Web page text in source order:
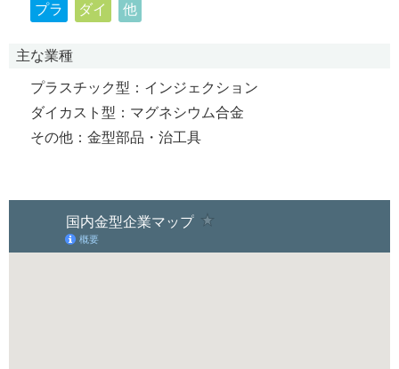
プラ ダイ 他
主な業種
プラスチック型：インジェクション
ダイカスト型：マグネシウム合金
その他：金型部品・治工具